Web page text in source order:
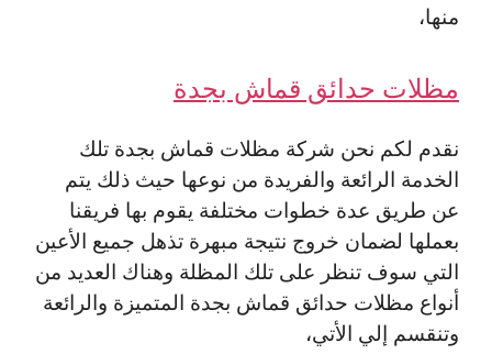
منها،
مظلات حدائق قماش بجدة
نقدم لكم نحن شركة مظلات قماش بجدة تلك
الخدمة الرائعة والفريدة من نوعها حيث ذلك يتم
عن طريق عدة خطوات مختلفة يقوم بها فريقنا
بعملها لضمان خروج نتيجة مبهرة تذهل جميع الأعين
التي سوف تنظر على تلك المظلة وهناك العديد من
أنواع مظلات حدائق قماش بجدة المتميزة والرائعة
وتنقسم إلي الأتي،